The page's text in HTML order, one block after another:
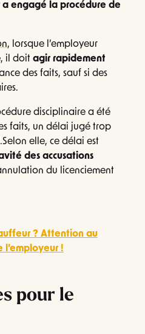
a engagé la procédure de
, lorsque l’employeur
il doit agir rapidement
des faits, sauf si des
disciplinaire a été
faits, un délai jugé trop
elle, ce délai est
des accusations
du licenciement
? Attention au
l’employeur !
pour le